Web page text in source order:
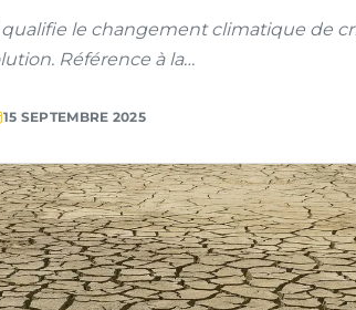
qualifie le changement climatique de
Référence à la…
15 SEPTEMBRE 2025